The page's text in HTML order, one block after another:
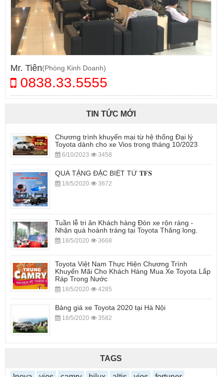
Mr. Tiên(Phòng Kinh Doanh)
0838.33.5555
TIN TỨC MỚI
Chương trình khuyến mại từ hệ thống Đại lý
Toyota dành cho xe Vios trong tháng 10/2023
6/10/2023 3458
QUÀ TẶNG ĐẶC BIỆT TỪ 𝐓𝐅𝐒
18/5/2020 3672
Tuần lễ tri ân Khách hàng Đón xe rộn ràng -
Nhận quà hoành tráng tại Toyota Thăng long.
18/5/2020 3668
Toyota Việt Nam Thực Hiện Chương Trình
Khuyến Mãi Cho Khách Hàng Mua Xe Toyota Lắp
Ráp Trong Nước
18/5/2020 4285
Bảng giá xe Toyota 2020 tại Hà Nội
18/5/2020 3582
TAGS